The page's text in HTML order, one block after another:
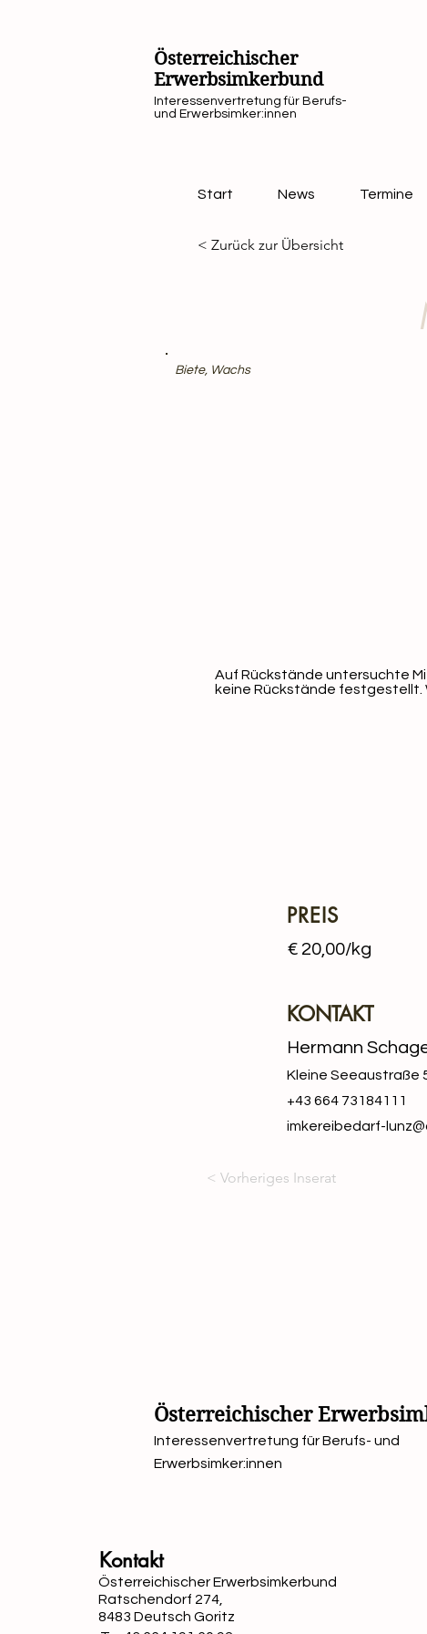
Österreichischer
Erwerbsimkerbund
Interessenvertretung für Berufs-
und Erwerbsimker:innen
Start News Termine
< Zurück zur Übersicht
Biete, Wachs
Auf Rückstände untersuchte
keine Rückstände festgestellt.
PREIS
€ 20,00/kg
KONTAKT
Hermann
Kleine Seeaustraße
+43 664 73184111
imkereibedarf-
< Vorheriges Inserat
Österreichischer
Interessenvertretung für Berufs- und
Erwerbsimker:innen
Kontakt
Österreichischer Erwerbsimkerbund
Ratschendorf 274,
8483 Deutsch Goritz